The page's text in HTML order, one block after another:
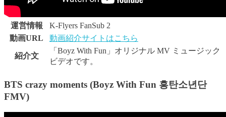
運営情報
K-Flyers FanSub 2
動画URL
動画紹介サイトはこちら
紹介文
「Boyz With Fun」オリジナル MV ミュージック
ビデオです。
BTS crazy moments (Boyz With Fun 흥탄소년단
FMV)